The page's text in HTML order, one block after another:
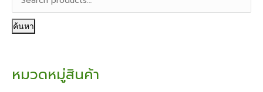
ค้นหา
หมวดหมู่สินค้า